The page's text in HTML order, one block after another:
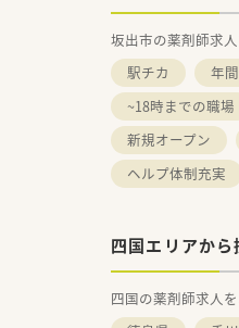
坂出市の薬剤師求
駅チカ
年
~18時までの職場
新規オープン
ヘルプ体制充実
四国エリアから
四国の薬剤師求人